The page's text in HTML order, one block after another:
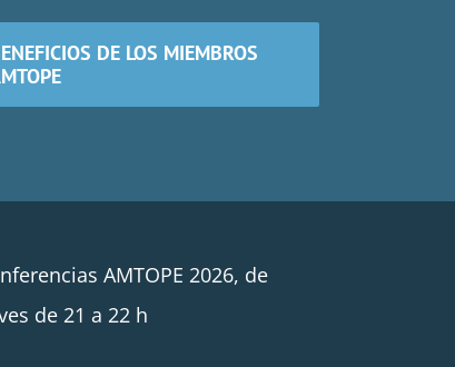
DE LOS MIEMBROS
AMTOPE 2026, de
de 21 a 22 h